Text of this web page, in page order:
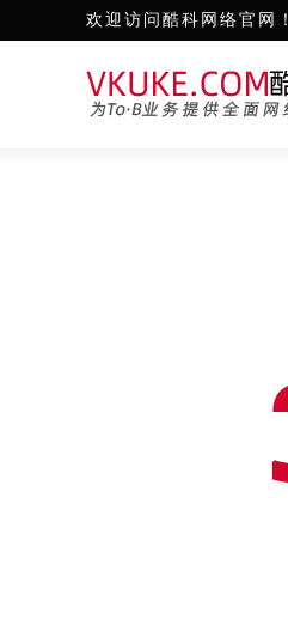
欢迎访问酷科网络官网！